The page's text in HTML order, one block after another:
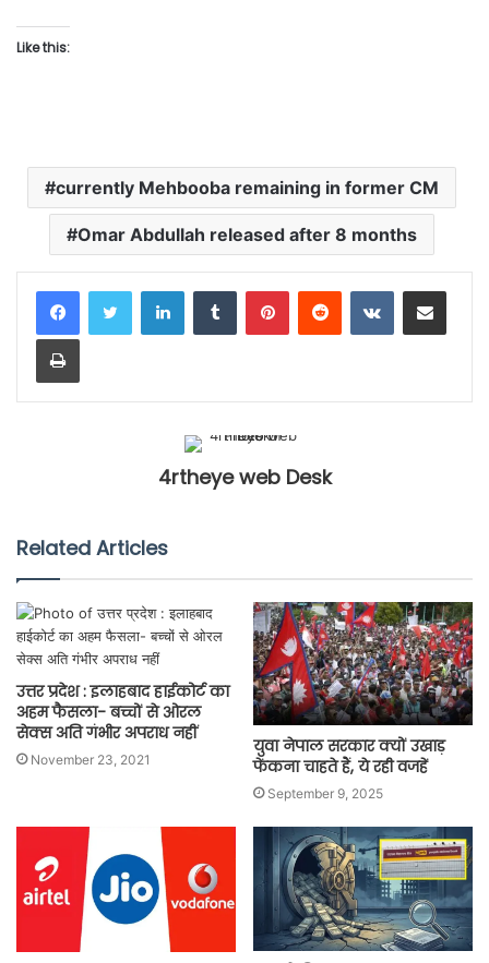
Like this:
currently Mehbooba remaining in former CM
Omar Abdullah released after 8 months
4rtheye web Desk
Related Articles
उत्तर प्रदेश : इलाहबाद हाईकोर्ट का
अहम फैसला- बच्चों से ओरल
सेक्स अति गंभीर अपराध नहीं
November 23, 2021
युवा नेपाल सरकार क्यों उखाड़
फेंकना चाहते हैं, ये रही वजहें
September 9, 2025